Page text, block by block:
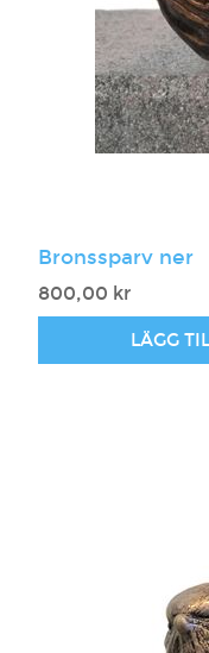
Bronssparv ner
800,00 kr